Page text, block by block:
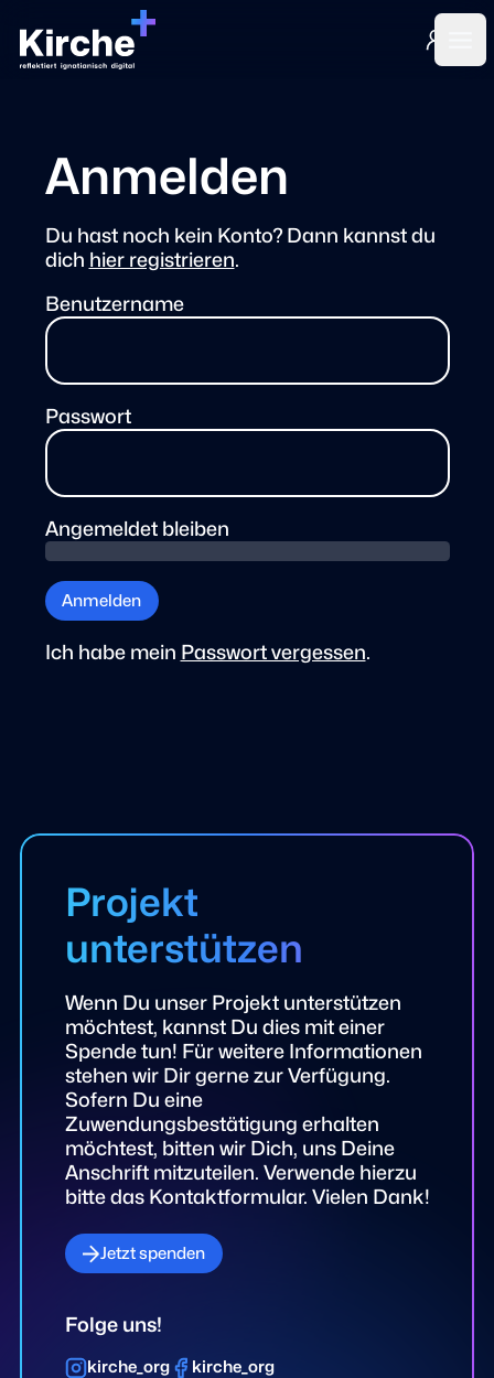
Login
Anmelden
Du hast noch kein Konto? Dann kannst du
dich hier registrieren.
Benutzername
Passwort
Angemeldet bleiben
Anmelden
Ich habe mein Passwort vergessen.
Projekt
unterstützen
Wenn Du unser Projekt unterstützen
möchtest, kannst Du dies mit einer
Spende tun! Für weitere Informationen
stehen wir Dir gerne zur Verfügung.
Sofern Du eine
Zuwendungsbestätigung erhalten
möchtest, bitten wir Dich, uns Deine
Anschrift mitzuteilen. Verwende hierzu
bitte das Kontaktformular. Vielen Dank!
Jetzt spenden
Folge uns!
kirche_org kirche_org